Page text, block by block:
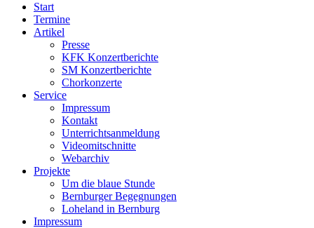
Start
Termine
Artikel
Presse
KFK Konzertberichte
SM Konzertberichte
Chorkonzerte
Service
Impressum
Kontakt
Unterrichtsanmeldung
Videomitschnitte
Webarchiv
Projekte
Um die blaue Stunde
Bernburger Begegnungen
Loheland in Bernburg
Impressum